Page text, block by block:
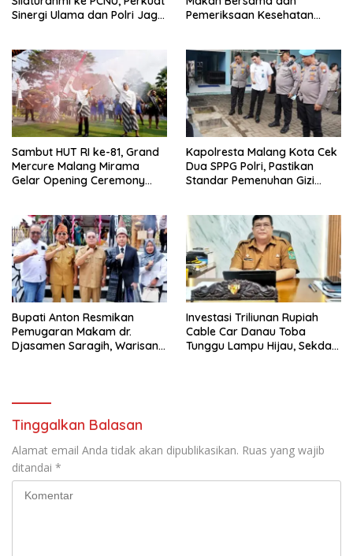
Sinergi Ulama dan Polri Jaga
Pemeriksaan Kesehatan
Sambut HUT RI ke-81, Grand
Mercure Malang Mirama
Gelar Opening Ceremony
Kapolresta Malang Kota Cek
Dua SPPG Polri, Pastikan
Standar Pemenuhan Gizi
Bupati Anton Resmikan
Pemugaran Makam dr.
Djasamen Saragih, Warisan
Investasi Triliunan Rupiah
Cable Car Danau Toba
Tunggu Lampu Hijau, Sekda
Tinggalkan Balasan
Alamat email Anda tidak akan dipublikasikan. Ruas yang wajib
ditandai *